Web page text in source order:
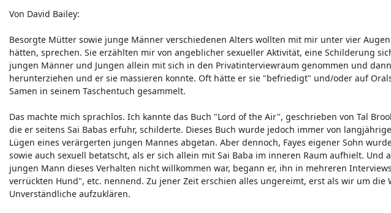
Von David Bailey:
Besorgte Mütter sowie junge Männer verschiedenen Alters wollten mit mir unter vier
hätten, sprechen. Sie erzählten mir von angeblicher sexueller Aktivität, eine Schilderung
jungen Männer und Jungen allein mit sich in den Privatinterviewraum genommen und
herunterziehen und er sie massieren konnte. Oft hätte er sie "befriedigt" und/oder auf
Samen in seinem Taschentuch gesammelt.
Das machte mich sprachlos. Ich kannte das Buch "Lord of the Air", geschrieben von Tal
die er seitens Sai Babas erfuhr, schilderte. Dieses Buch wurde jedoch immer von
Lügen eines verärgerten jungen Mannes abgetan. Aber dennoch, Fayes eigener Sohn
sowie auch sexuell betatscht, als er sich allein mit Sai Baba im inneren Raum aufhielt. Und
jungen Mann dieses Verhalten nicht willkommen war, begann er, ihn in mehreren
verrückten Hund", etc. nennend. Zu jener Zeit erschien alles ungereimt, erst als wir um die
Unverständliche aufzuklären.